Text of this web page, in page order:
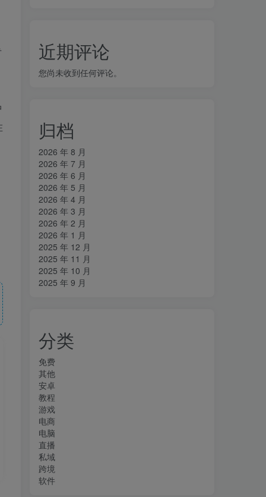
近期评论
您尚未收到任何评论。
归档
2026 年 8 月
2026 年 7 月
2026 年 6 月
2026 年 5 月
2026 年 4 月
2026 年 3 月
2026 年 2 月
2026 年 1 月
2025 年 12 月
2025 年 11 月
2025 年 10 月
2025 年 9 月
分类
免费
其他
安卓
教程
游戏
电商
电脑
直播
私域
跨境
软件